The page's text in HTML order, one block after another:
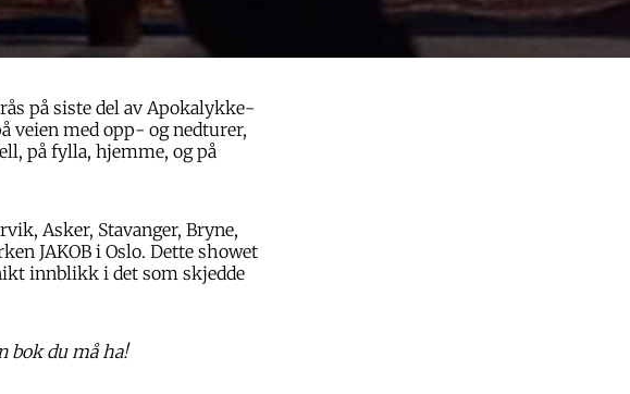
på siste del av Apokalykke-
veien med opp- og nedturer,
på fylla, hjemme, og på
Asker, Stavanger, Bryne,
JAKOB i Oslo. Dette showet
innblikk i det som skjedde
bok du må ha!